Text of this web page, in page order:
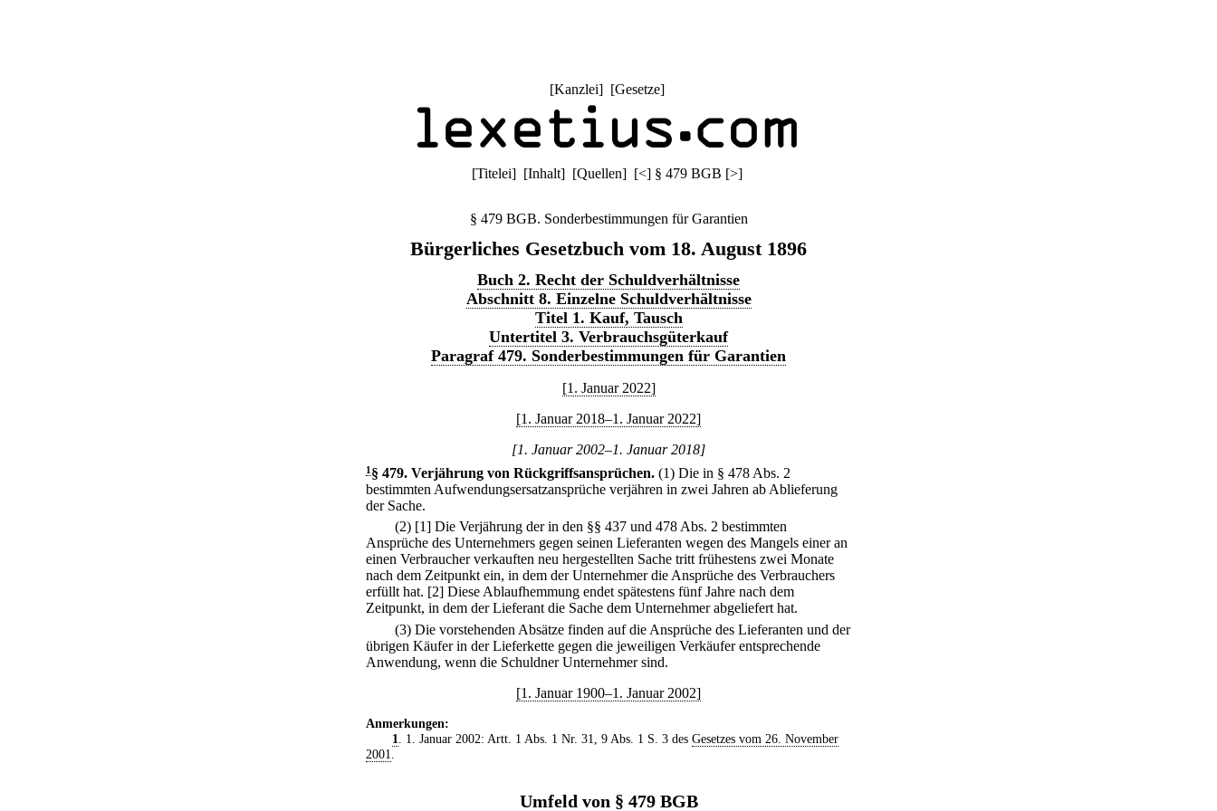
[Kanzlei] [Gesetze]
[Titelei] [Inhalt] [Quellen] [<] § 479 BGB [>]
§ 479 BGB. Sonderbestimmungen für Garantien
Bürgerliches Gesetzbuch vom 18. August 1896
Buch 2. Recht der Schuldverhältnisse
Abschnitt 8. Einzelne Schuldverhältnisse
Titel 1. Kauf, Tausch
Untertitel 3. Verbrauchsgüterkauf
Paragraf 479. Sonderbestimmungen für Garantien
[1. Januar 2022]
[1. Januar 2018–1. Januar 2022]
[1. Januar 2002–1. Januar 2018]
1 § 479. Verjährung von Rückgriffsansprüchen. (1) Die in § 478 Abs. 2
bestimmten Aufwendungsersatzansprüche verjähren in zwei Jahren ab Ablieferung
der Sache.
(2) [1] Die Verjährung der in den §§ 437 und 478 Abs. 2 bestimmten
Ansprüche des Unternehmers gegen seinen Lieferanten wegen des Mangels einer an
einen Verbraucher verkauften neu hergestellten Sache tritt frühestens zwei Monate
nach dem Zeitpunkt ein, in dem der Unternehmer die Ansprüche des Verbrauchers
erfüllt hat. [2] Diese Ablaufhemmung endet spätestens fünf Jahre nach dem
Zeitpunkt, in dem der Lieferant die Sache dem Unternehmer abgeliefert hat.
(3) Die vorstehenden Absätze finden auf die Ansprüche des Lieferanten und der
übrigen Käufer in der Lieferkette gegen die jeweiligen Verkäufer entsprechende
Anwendung, wenn die Schuldner Unternehmer sind.
[1. Januar 1900–1. Januar 2002]
Anmerkungen:
1
. 1. Januar 2002: Artt. 1 Abs. 1 Nr. 31, 9 Abs. 1 S. 3 des Gesetzes vom 26. November
2001
Umfeld von § 479 BGB